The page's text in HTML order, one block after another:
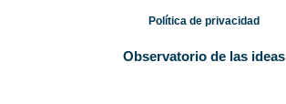
Política de privacidad
Observatorio de las ideas